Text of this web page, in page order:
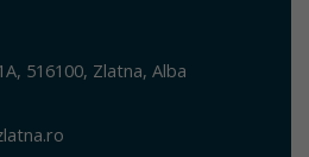
516100, Zlatna, Alba